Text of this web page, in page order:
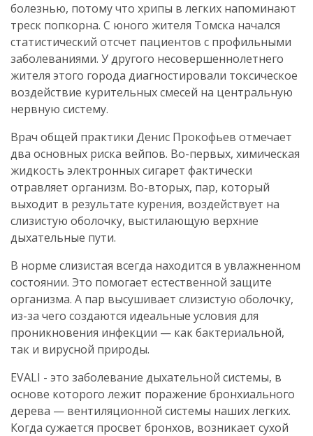
болезнью, потому что хрипы в легких напоминают
треск попкорна. С юного жителя Томска начался
статистический отсчет пациентов с профильными
заболеваниями. У другого несовершеннолетнего
жителя этого города диагностировали токсическое
воздействие курительных смесей на центральную
нервную систему.
Врач общей практики Денис Прокофьев отмечает
два основных риска вейпов. Во-первых, химическая
жидкость электронных сигарет фактически
отравляет организм. Во-вторых, пар, который
выходит в результате курения, воздействует на
слизистую оболочку, выстилающую верхние
дыхательные пути.
В норме слизистая всегда находится в увлажненном
состоянии. Это помогает естественной защите
организма. А пар высушивает слизистую оболочку,
из-за чего создаются идеальные условия для
проникновения инфекции — как бактериальной,
так и вирусной природы.
EVALI - это заболевание дыхательной системы, в
основе которого лежит поражение бронхиального
дерева — вентиляционной системы наших легких.
Когда сужается просвет бронхов, возникает сухой